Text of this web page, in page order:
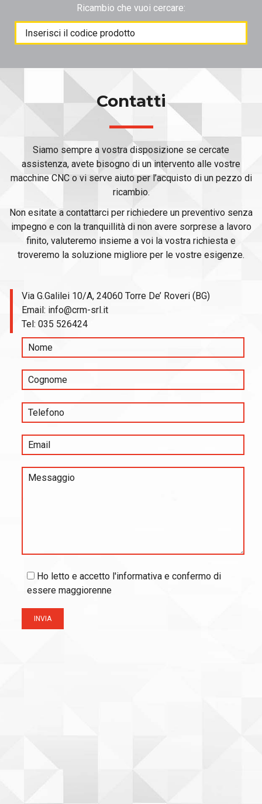
Ricambio che vuoi cercare:
Products
search
Contatti
Siamo sempre a vostra disposizione se cercate
assistenza, avete bisogno di un intervento alle vostre
macchine CNC o vi serve aiuto per l’acquisto di un pezzo di
ricambio.
Non esitate a contattarci per richiedere un preventivo senza
impegno e con la tranquillità di non avere sorprese a lavoro
finito, valuteremo insieme a voi la vostra richiesta e
troveremo la soluzione migliore per le vostre esigenze.
Via G.Galilei 10/A, 24060 Torre De’ Roveri (BG)
Email: info@crm-srl.it
Tel:035 526424
Ho letto e accetto l'informativa e confermo di
essere maggiorenne